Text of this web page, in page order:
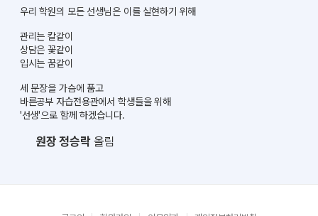
우리 학원의 모든 선생님은 이를 실현하기 위해
관리는 칼같이
상담은 꽃같이
입시는 꿈같이
세 문장을 가슴에 품고
바른공부 자습전용관에서 학생들을 위해
'선생'으로 함께 하겠습니다.
원장 정승락올림